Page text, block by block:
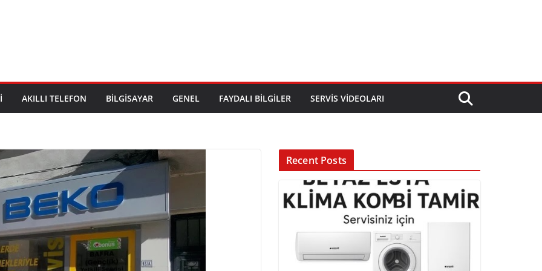
AKILLI TELEFON BILGISAYAR GENEL FAYDALI BILGILER SERVIS VIDEOLARI
Recent Posts